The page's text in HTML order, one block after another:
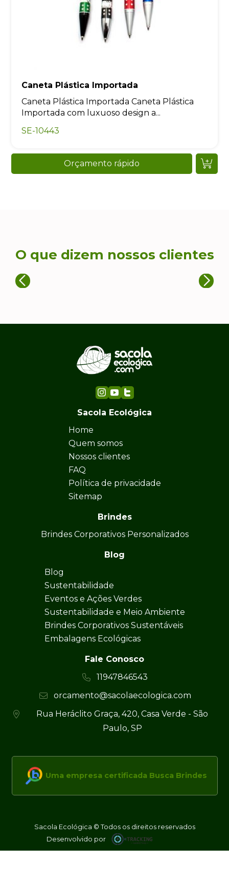
Caneta Plástica Importada
Caneta Plástica Importada Caneta Plástica
Importada com luxuoso design a...
SE-10443
Orçamento rápido
O que dizem nossos clientes
Sacola Ecológica
Home
Quem somos
Nossos clientes
FAQ
Política de privacidade
Sitemap
Brindes
Brindes Corporativos Personalizados
Blog
Blog
Sustentabilidade
Eventos e Ações Verdes
Sustentabilidade e Meio Ambiente
Brindes Corporativos Sustentáveis
Embalagens Ecológicas
Fale Conosco
11947846543
orcamento@sacolaecologica.com
Rua Heráclito Graça, 420, Casa Verde - São
Paulo, SP
Uma empresa certificada Busca Brindes
Sacola Ecológica © Todos os direitos reservados
Desenvolvido por